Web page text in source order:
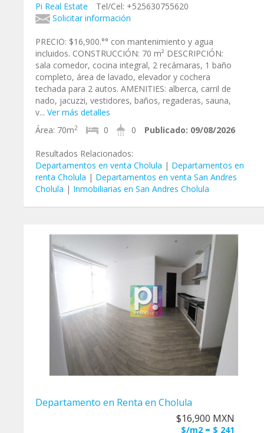
Pi Real Estate
Tel/Cel: +525630755620
Solicitar información
PRECIO: $16,900.°° con mantenimiento y agua
incluidos. CONSTRUCCIÓN: 70 m² DESCRIPCIÓN:
sala comedor, cocina integral, 2 recámaras, 1 baño
completo, área de lavado, elevador y cochera
techada para 2 autos. AMENITIES: alberca, carril de
nado, jacuzzi, vestidores, baños, regaderas, sauna,
v... Ver más detalles
Área: 70m2 0 0 Publicado: 09/08/2026
Resultados Relacionados:
Departamentos en venta Cholula | Departamentos en
renta Cholula | Departamentos en venta San Andres
Cholula | Inmobiliarias en San Andres Cholula
Departamento en Renta en Cholula
$16,900 MXN
$/m2 = $ 241